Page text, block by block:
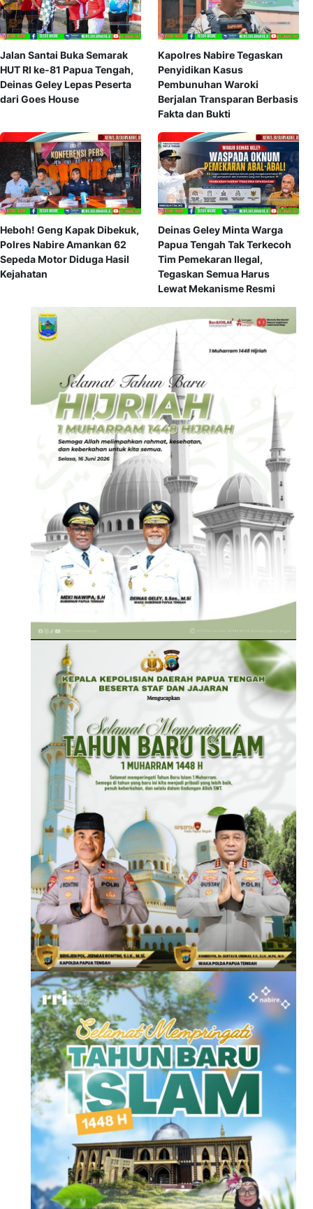
Jalan Santai Buka Semarak
HUT RI ke-81 Papua Tengah,
Deinas Geley Lepas Peserta
dari Goes House
Kapolres Nabire Tegaskan
Penyidikan Kasus
Pembunuhan Waroki
Berjalan Transparan Berbasis
Fakta dan Bukti
Heboh! Geng Kapak Dibekuk,
Polres Nabire Amankan 62
Sepeda Motor Diduga Hasil
Kejahatan
Deinas Geley Minta Warga
Papua Tengah Tak Terkecoh
Tim Pemekaran Ilegal,
Tegaskan Semua Harus
Lewat Mekanisme Resmi